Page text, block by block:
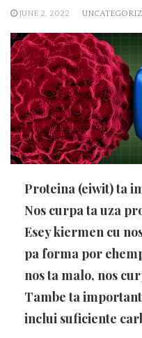
JUNE 2, 2022
Proteina (eiwit) ta
Nos curpa ta uza
Esey kiermen cu
pa forma por
nos ta malo, nos
Tambe ta
inclui suficiente